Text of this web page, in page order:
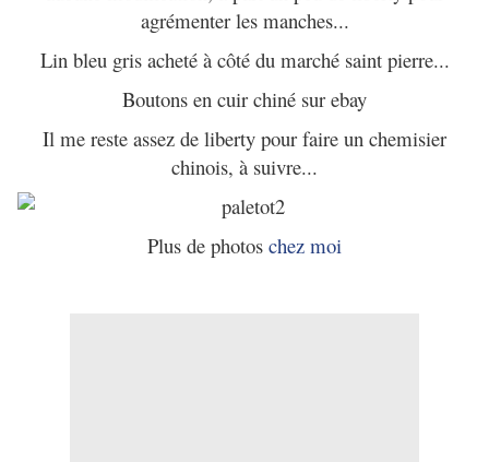
agrémenter les manches...
Lin bleu gris acheté à côté du marché saint pierre...
Boutons en cuir chiné sur ebay
Il me reste assez de liberty pour faire un chemisier
chinois, à suivre...
Plus de photos chez moi